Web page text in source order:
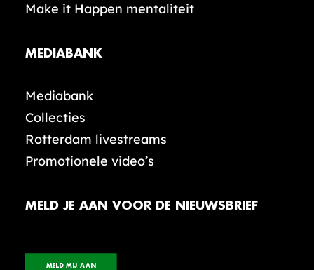
Make it Happen mentaliteit
MEDIABANK
Mediabank
Collecties
Rotterdam livestreams
Promotionele video’s
MELD JE AAN VOOR DE NIEUWSBRIEF
MELD MIJ AAN